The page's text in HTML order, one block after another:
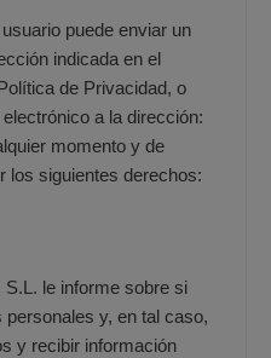
puede enviar un
indicada en el
de Privacidad, o
a la dirección:
momento y de
los siguientes derechos:
S.L. le informe sobre si
y, en tal caso,
y recibir información